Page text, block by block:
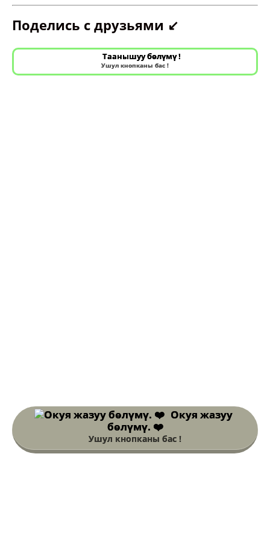
Поделись с друзьями ↙️
Таанышуу бөлүмү !
Ушул кнопканы бас !
Окуя жазуу
бөлүмү. ❤️
Ушул кнопканы бас !